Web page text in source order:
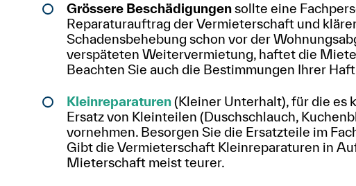
Grössere Beschädigungensollte eine
Reparaturauftrag der Vermieterschaft und
Schadensbehebung schon vor der
verspäteten Weitervermietung, haftet die
Beachten Sie auch die Bestimmungen Ihrer
Kleinreparaturen(Kleiner Unterhalt), für die es
Ersatz von Kleinteilen (Duschschlauch,
vornehmen. Besorgen Sie die Ersatzteile im
Gibt die Vermieterschaft Kleinreparaturen in
Mieterschaft meist teurer.